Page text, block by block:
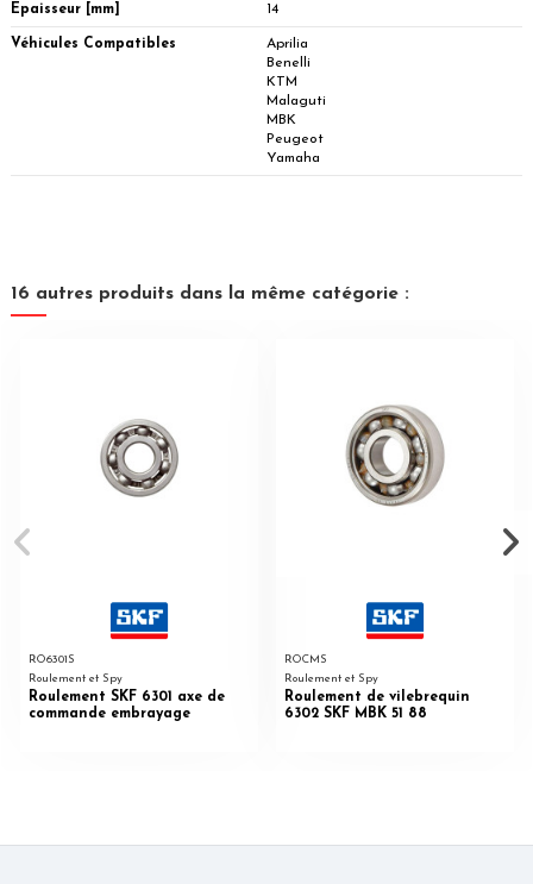
Epaisseur [mm] 14
Véhicules Compatibles
Aprilia
Benelli
KTM
Malaguti
MBK
Peugeot
Yamaha
16 autres produits dans la même catégorie :
RO6301S
Roulement et Spy
Roulement SKF 6301 axe de
commande embrayage
ROCMS
Roulement et Spy
Roulement de vilebrequin
6302 SKF MBK 51 88